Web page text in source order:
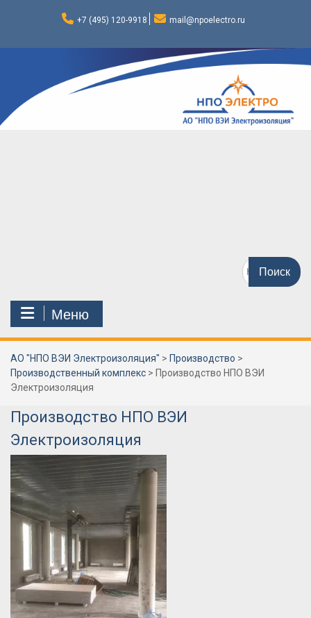
+7 (495) 120-9918 mail@npoelectro.ru
Поиск
по:
Меню
АО "НПО ВЭИ Электроизоляция" > Производство >
Производственный комплекс > Производство НПО ВЭИ
Электроизоляция
Производство НПО ВЭИ
Электроизоляция